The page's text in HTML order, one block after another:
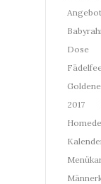
Angebot
Dose
Fädelfee
2017